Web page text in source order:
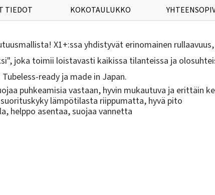
TIEDOT KOKOTAULUKKO
X1+:ssa yhdistyvät erinomainen
joka toimii loistavasti kaikissa tilanteissa ja
ready ja made in Japan.
puhkeamisia vastaan, hyvin mukautuva ja erittäin
lämpötilasta riippumatta, hyvä pito
helppo asentaa, suojaa vannetta